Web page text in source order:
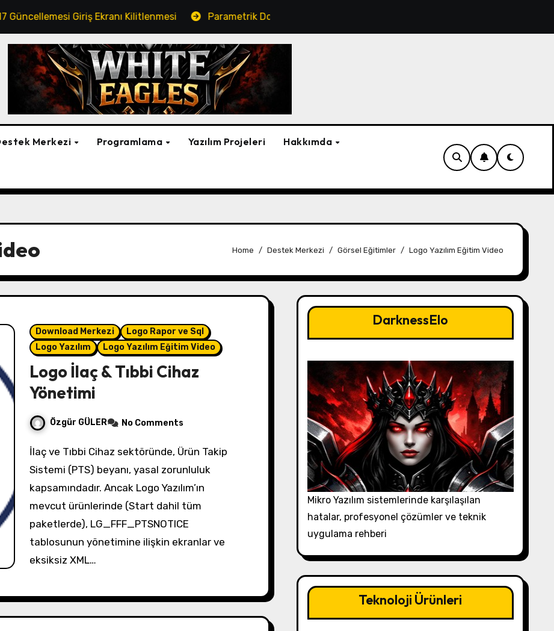
Giriş Ekranı Kilitlenmesi Parametrik Dosya Kopyalama Aracı 4.5
Merkezi Programlama Yazılım Projeleri Hakkımda
Home Destek Merkezi Görsel Eğitimler Logo Yazılım Eğitim Video
Download Merkezi
Logo Rapor ve Sql
Logo Yazılım
Logo Yazılım Eğitim Video
Logo İlaç & Tıbbi Cihaz
Yönetimi
Özgür GÜLER No Comments
İlaç ve Tıbbi Cihaz sektöründe, Ürün Takip
Sistemi (PTS) beyanı, yasal zorunluluk
kapsamındadır. Ancak Logo Yazılım’ın
mevcut ürünlerinde (Start dahil tüm
paketlerde), LG_FFF_PTSNOTICE
tablosunun yönetimine ilişkin ekranlar ve
eksiksiz XML…
DarknessElo
Mikro Yazılım sistemlerinde karşılaşılan
hatalar, profesyonel çözümler ve teknik
uygulama rehberi
Teknoloji Ürünleri